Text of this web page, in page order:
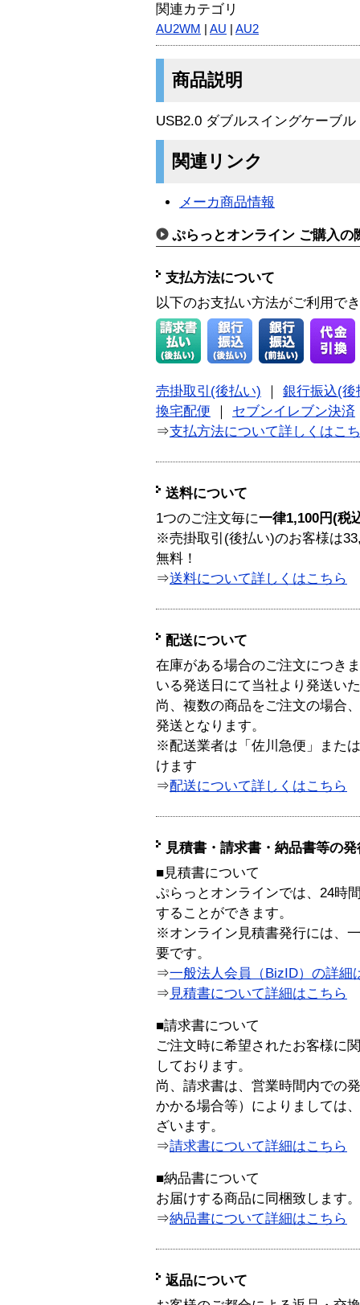
関連カテゴリ
AU2WM AU AU2
商品説明
USB2.0 ダブルスイングケーブ
関連リンク
メーカ商品情報
ぷらっとオンライン ご購入の
支払方法について
以下のお支払い方法がご利用で
売掛取引(後払い)
銀行振込(後
換宅配便
セブンイレブン決済
⇒支払方法について詳しくはこ
送料について
1つのご注文毎に一律1,100円(税
※売掛取引(後払い)のお客様は
無料！
⇒送料について詳しくはこちら
配送について
在庫がある場合のご注文につき
いる発送日にて当社より発送い
尚、複数の商品をご注文の場合
発送となります。
※配送業者は「佐川急便」また
けます
⇒配送について詳しくはこちら
見積書・請求書・納品書等の
■見積書について
ぷらっとオンラインでは、24時
することができます。
※オンライン見積書発行には、
要です。
⇒一般法人会員（BizID）の詳細
⇒ 見積書について詳細はこちら
■請求書について
ご注文時に希望されたお客様に
しております。
尚、請求書は、営業時間内での
かかる場合等）によりましては
ざいます。
⇒請求書について詳細はこちら
■納品書について
お届けする商品に同梱致します。
⇒納品書について詳細はこちら
返品について